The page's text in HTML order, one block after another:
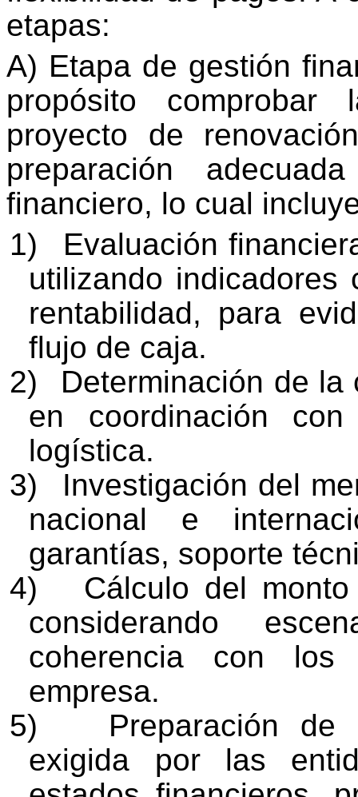
etapas:
A) Etapa de gestión
propósito
proyecto de
preparación
financiero, lo cual
1)
Evaluación
utilizando
rentabilidad, para
flujo de caja.
2)
Determinación de
en coordinación
logística.
3)
Investigación del
nacional e
garantías, soporte
4)
Cálculo del
considerando
coherencia con
empresa.
5)
Preparación de
exigida por las